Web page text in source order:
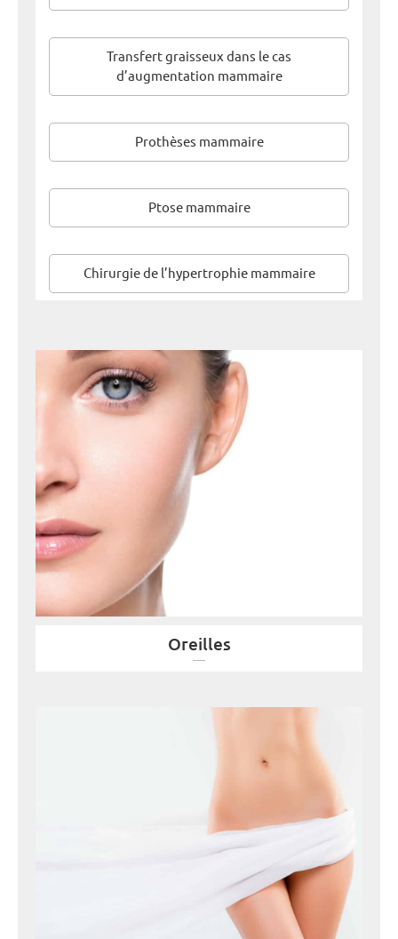
Oreilles
Transfert graisseux dans le cas
d’augmentation mammaire
Prothèses mammaire
Ptose mammaire
Chirurgie de l’hypertrophie mammaire